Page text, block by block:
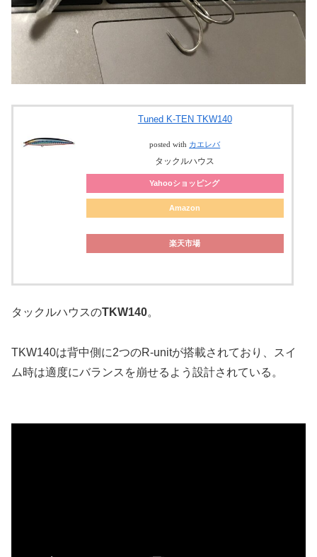
Tuned K-TEN TKW140
posted with カエレバ
タックルハウス
Yahooショッピング
Amazon
楽天市場
タックルハウスのTKW140。
TKW140は背中側に2つのR-unitが搭載されており、スイ
ム時は適度にバランスを崩せるよう設計されている。